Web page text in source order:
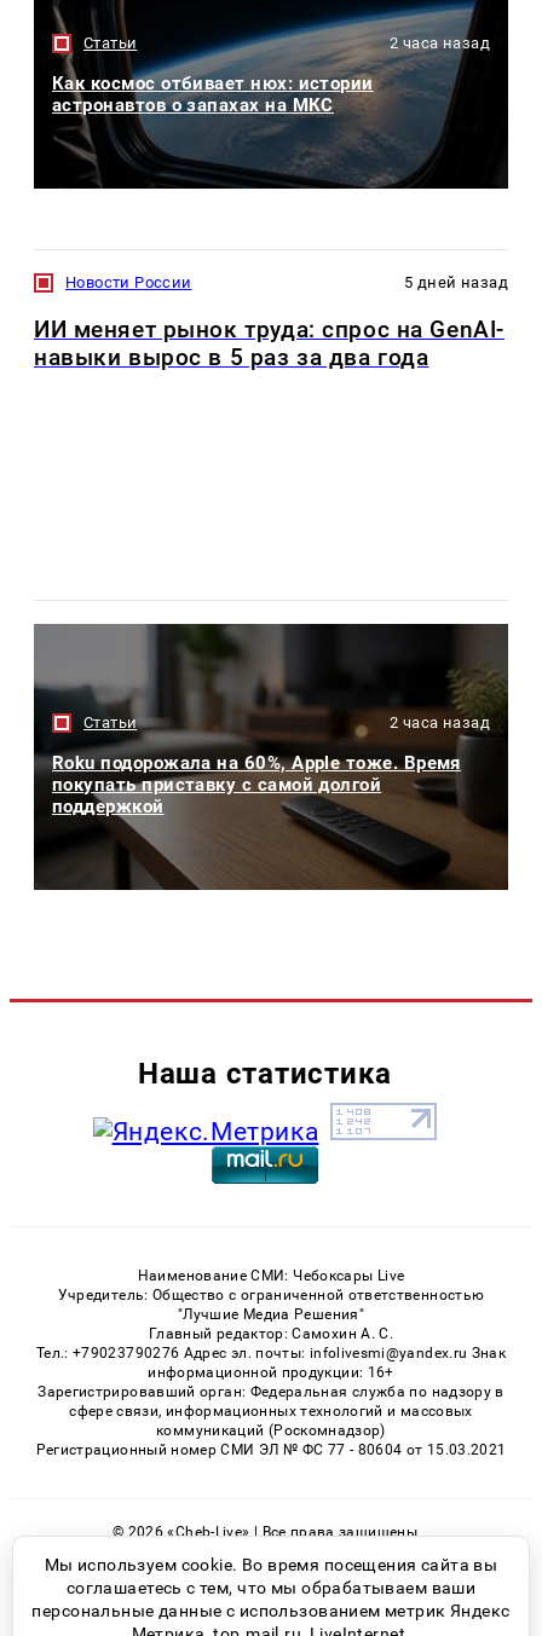
Статьи 2 часа назад
Как космос отбивает нюх: истории
астронавтов о запахах на МКС
Новости России 5 дней назад
ИИ меняет рынок труда: спрос на GenAI-
навыки вырос в 5 раз за два года
Статьи 2 часа назад
Roku подорожала на 60%, Apple тоже. Время
покупать приставку с самой долгой
поддержкой
Наша статистика
Наименование СМИ: Чебоксары Live
Учредитель: Общество с ограниченной ответственностью
"Лучшие Медиа Решения"
Главный редактор: Самохин А. С.
Тел.: +79023790276 Адрес эл. почты: infolivesmi@yandex.ru Знак
информационной продукции: 16+
Зарегистрировавший орган: Федеральная служба по надзору в
сфере связи, информационных технологий и массовых
коммуникаций (Роскомнадзор)
Регистрационный номер СМИ ЭЛ № ФС 77 - 80604 от 15.03.2021
© 2026 «Cheb-Live» | Все права защищены
Возрастная категория сайта 16+
Политика конфиденциальности
Мы используем cookie. Во время посещения сайта вы
соглашаетесь с тем, что мы обрабатываем ваши
персональные данные с использованием метрик Яндекс